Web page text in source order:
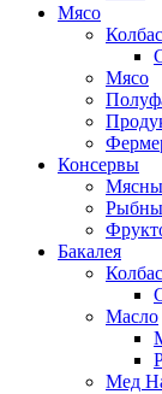
Мясо
Мясо
Консервы
Бакалея
Масло
Мед